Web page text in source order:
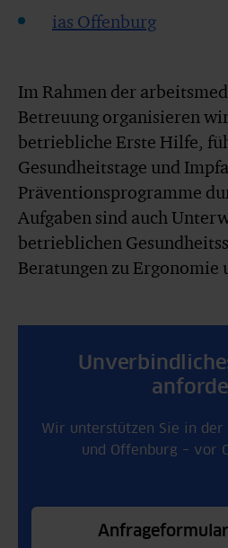
ias Offenburg
Im Rahmen der
Betreuung organisieren
betriebliche Erste Hilfe,
Gesundheitstage und
Präventionsprogramme
Aufgaben sind auch
betrieblichen
Beratungen zu Ergonomie
Wir unterstützen Sie in der
und Offenburg – vor